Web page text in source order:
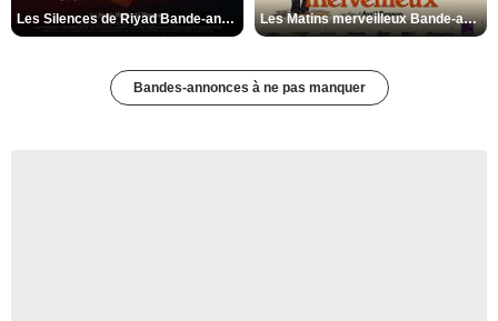
Les Silences de Riyad Bande-annonce VO STFR Les Matins merveilleux Bande-annonce VF
Bandes-annonces à ne pas manquer